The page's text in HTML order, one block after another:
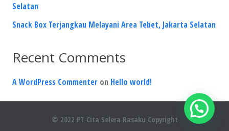
Selatan
Snack Box Terjangkau Melayani Area Tebet, Jakarta Selatan
Recent Comments
A WordPress Commenter on Hello world!
© 2022 PT Cita Selera Rasaku Copyright